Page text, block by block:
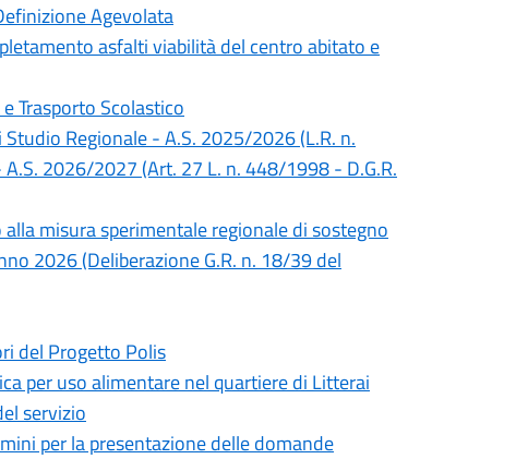
Agevolata
asfalti viabilità del centro abitato e
Trasporto Scolastico
Regionale - A.S. 2025/2026 (L.R. n.
2026/2027 (Art. 27 L. n. 448/1998 - D.G.R.
misura sperimentale regionale di sostegno
2026 (Deliberazione G.R. n. 18/39 del
del Progetto Polis
per uso alimentare nel quartiere di Litterai
servizio
per la presentazione delle domande